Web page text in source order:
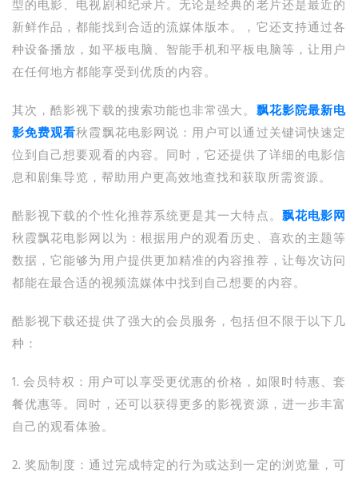
型的电影、电视剧和纪录片。无论是经典的老片还是最近的
新鲜作品，都能找到合适的流媒体版本。，它还支持通过各
种设备播放，如平板电脑、智能手机和平板电脑等，让用户
在任何地方都能享受到优质的内容。
其次，酷影视下载的搜索功能也非常强大。 飘花影院最新电
影免费观看秋霞飘花电影网说：用户可以通过关键词快速定
位到自己想要观看的内容。同时，它还提供了详细的电影信
息和剧集导览，帮助用户更高效地查找和获取所需资源。
酷影视下载的个性化推荐系统更是其一大特点。 飘花电影网
秋霞飘花电影网以为：根据用户的观看历史、喜欢的主题等
数据，它能够为用户提供更加精准的内容推荐，让每次访问
都能在最合适的视频流媒体中找到自己想要的内容。
酷影视下载还提供了强大的会员服务，包括但不限于以下几
种：
1. 会员特权：用户可以享受更优惠的价格，如限时特惠、套
餐优惠等。同时，还可以获得更多的影视资源，进一步丰富
自己的观看体验。
2. 奖励制度：通过完成特定的行为或达到一定的浏览量，可